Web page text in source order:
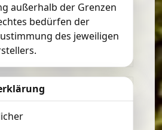
außerhalb der Grenzen
bedürfen der
des jeweiligen